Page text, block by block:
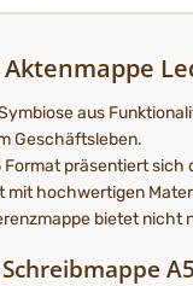
Aktenmappe
aus
Geschäftsleben.
präsentiert
mit hochwertigen
bietet